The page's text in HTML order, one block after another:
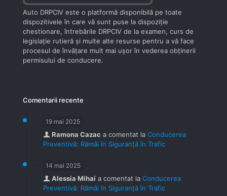
Auto DRPCIV este o platformă disponibilă pe toate
dispozitivele în care vă sunt puse la dispoziţie
chestionare, întrebările DRPCIV de la examen, curs de
legislaţie rutieră şi multe alte resurse pentru a vă face
procesul de învăţare mult mai uşor în vederea obţinerii
permisului de conducere.
Comentarii recente
19 mai 2025
Ramona Cazac a comentat la Conducerea
Preventivă: Rămâi în Siguranță în Trafic
14 mai 2025
Alessia Mihai a comentat la Conducerea
Preventivă: Rămâi în Siguranță în Trafic